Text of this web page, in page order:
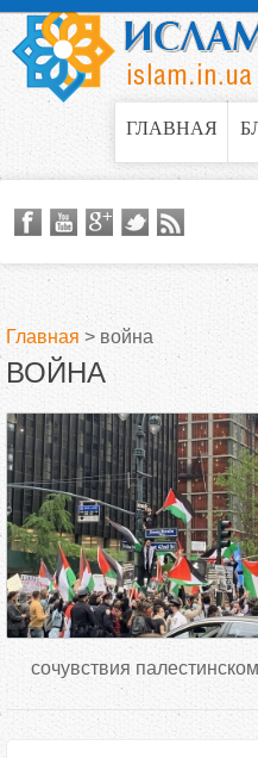
Jump
ГЛАВНАЯ
В
ы
з
д
е
ь
Главная > война
ВОЙНА
сочувствия